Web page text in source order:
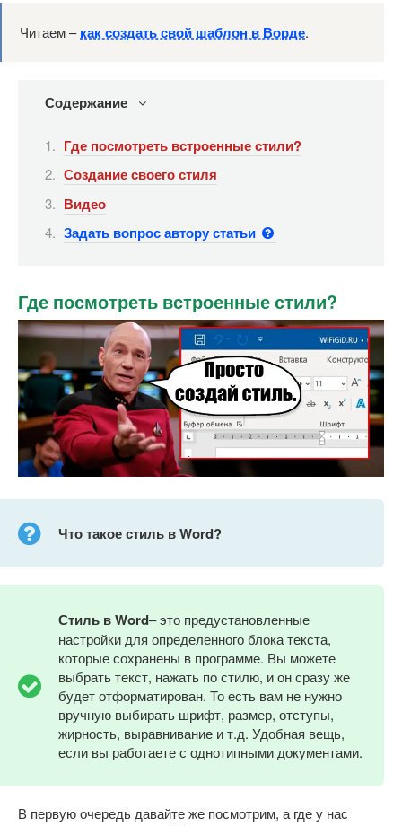
Читаем –как создать свой шаблон в Ворде.
Содержание
Где посмотреть встроенные стили?
Создание своего стиля
Видео
Задать вопрос автору статьи
Где посмотреть встроенные стили?
Что такое стиль в Word?
Стиль в Word– это предустановленные
настройки для определенного блока текста,
которые сохранены в программе. Вы можете
выбрать текст, нажать по стилю, и он сразу же
будет отформатирован. То есть вам не нужно
вручную выбирать шрифт, размер, отступы,
жирность, выравнивание и т.д. Удобная вещь,
если вы работаете с однотипными документами.
В первую очередь давайте же посмотрим, а где у нас